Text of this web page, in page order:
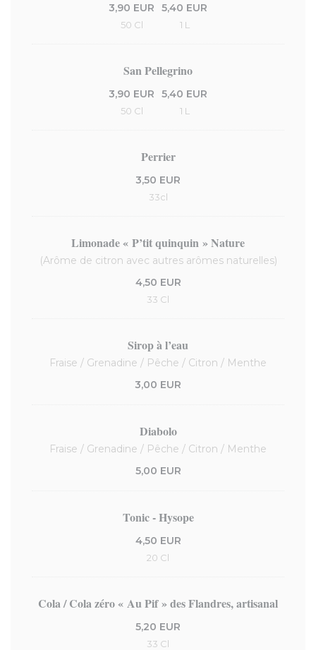
3,90 EUR
50 Cl
5,40 EUR
1 L
San Pellegrino
3,90 EUR
50 Cl
5,40 EUR
1 L
Perrier
3,50 EUR
33cl
Limonade « P’tit quinquin » Nature
(Arôme de citron avec autres arômes naturelles)
4,50 EUR
33 Cl
Sirop à l’eau
Fraise / Grenadine / Pêche / Citron / Menthe
3,00 EUR
Diabolo
Fraise / Grenadine / Pêche / Citron / Menthe
5,00 EUR
Tonic - Hysope
4,50 EUR
20 Cl
Cola / Cola zéro « Au Pif » des Flandres, artisanal
5,20 EUR
33 Cl